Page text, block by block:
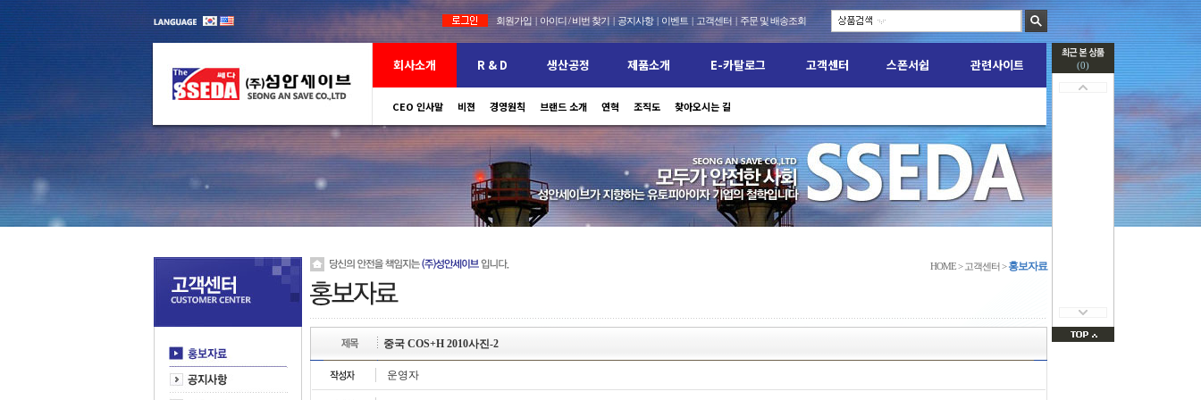
회원가입 | 아이디 / 비번 찾기| 공지사항| 이벤트 | 고객센터 | 주문 및 배송조회
회사소개
CEO 인사말 비젼 경영원칙 브랜드 소개 연혁 조직도 찾아오시는 길
R & D
보유설비 현황 특허 및 인증현황 안전모 인증서 안전대 인증서
생산공정
안전모 안전대
제품소개
(주)성안세이브의 안전제품을 만나보세요
E-카탈로그 고객센터
홍보자료 공지사항 이용안내 자주묻는질문
스폰서쉽 관련사이트
HOME > 고객센터 >홍보자료
중국 COS+H 2010사진-2
운영자
(0)